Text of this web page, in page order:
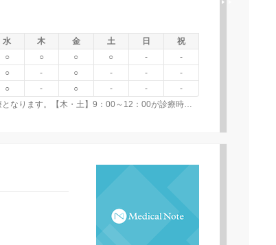
水 木 金 土 日
祝
○ ○ ○ ○ -
-
○ - ○ - -
-
○ - ○ - -
-
【月・火・水・金】１４：００－１６：0０は、訪問診療となります。【木・土】9：00～12：00が診療時間となります。なお、在宅診療は午前・午後行っています。